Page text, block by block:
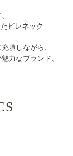
ピレネック
填しながら、
力なブランド。